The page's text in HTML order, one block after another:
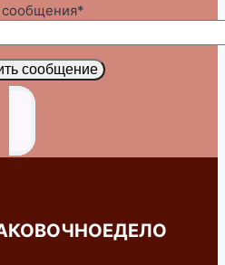
сообщения*
сообщение